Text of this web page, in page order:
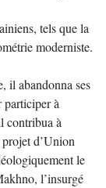
tels que la
moderniste.
il abandonna ses
participer à
contribua à
d’Union
le
l’insurgé